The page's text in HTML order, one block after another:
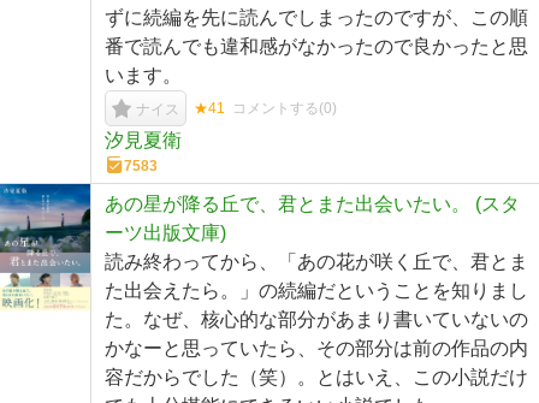
ずに続編を先に読んでしまったのですが、この順
番で読んでも違和感がなかったので良かったと思
います。
ナイス ★41 コメントする(0)
汐見夏衛
7583
あの星が降る丘で、君とまた出会いたい。 (スタ
ーツ出版文庫)
読み終わってから、「あの花が咲く丘で、君とま
た出会えたら。」の続編だということを知りまし
た。なぜ、核心的な部分があまり書いていないの
かなーと思っていたら、その部分は前の作品の内
容だからでした（笑）。とはいえ、この小説だけ